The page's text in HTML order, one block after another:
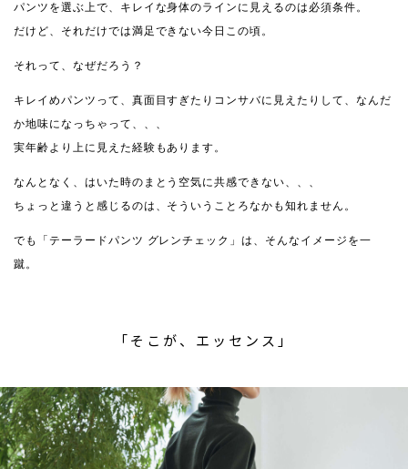
パンツを選ぶ上で、キレイな身体のラインに見えるのは必須条件。
だけど、それだけでは満足できない今日この頃。
それって、なぜだろう？
キレイめパンツって、真面目すぎたりコンサバに見えたりして、なんだ
か地味になっちゃって、、、
実年齢より上に見えた経験もあります。
なんとなく、はいた時のまとう空気に共感できない、、、
ちょっと違うと感じるのは、そういうことろなかも知れません。
でも「テーラードパンツ グレンチェック」は、そんなイメージを一
蹴。
「そこが、エッセンス」